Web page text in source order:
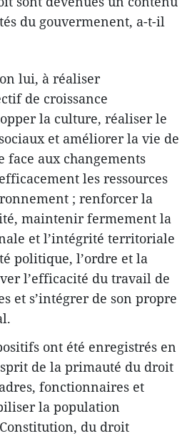
du gouvermenent, a-t-il
lui, à réaliser
de croissance
la culture, réaliser le
et améliorer la vie de
aux changements
les ressources
; renforcer la
maintenir fermement la
et l’intégrité territoriale
politique, l’ordre et la
l’efficacité du travail de
et s’intégrer de son propre
ont été enregistrés en
de la primauté du droit
fonctionnaires et
la population
du droit